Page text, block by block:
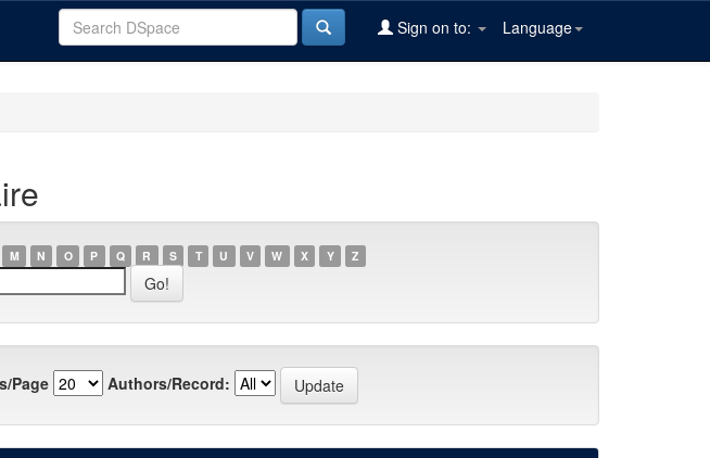
Language
Sign on to:
M N O P Q R S T U V W X Y Z
Page Authors/Record: